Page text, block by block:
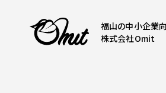
福山の中小企業
株式会社Omit